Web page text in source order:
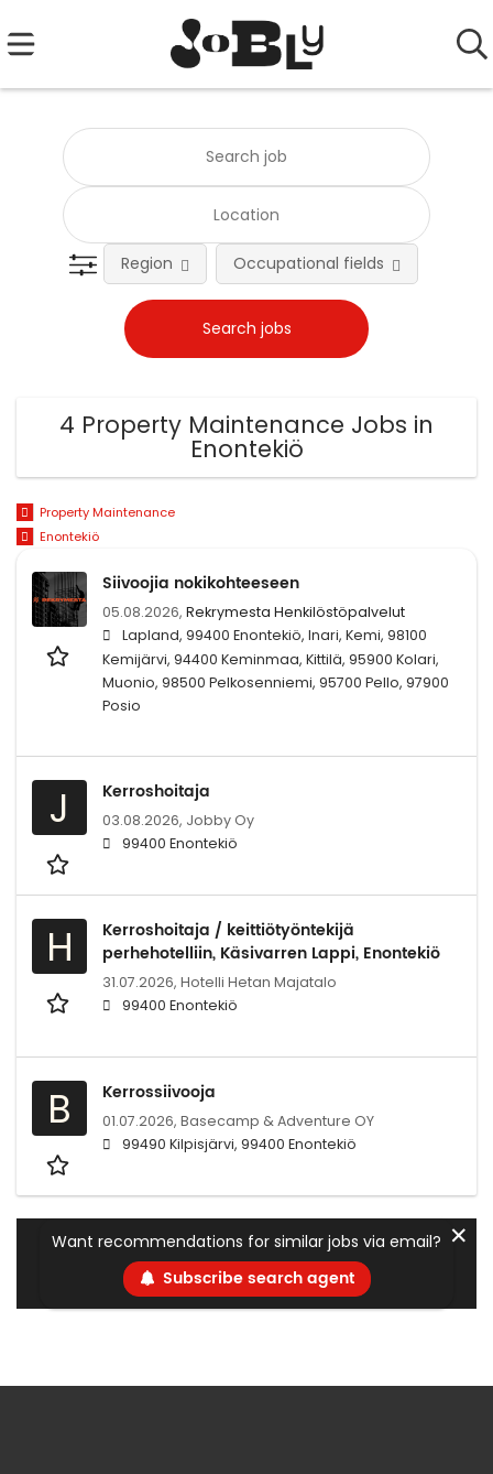
Region Occupational fields
4 Property Maintenance Jobs in
Enontekiö
Property Maintenance
Enontekiö
Siivoojia nokikohteeseen
05.08.2026, Rekrymesta Henkilöstöpalvelut
Lapland, 99400 Enontekiö, Inari, Kemi, 98100
Kemijärvi, 94400 Keminmaa, Kittilä, 95900 Kolari,
Muonio, 98500 Pelkosenniemi, 95700 Pello, 97900
Posio
J Kerroshoitaja
03.08.2026, Jobby Oy
99400 Enontekiö
H
Kerroshoitaja / keittiötyöntekijä
perhehotelliin, Käsivarren Lappi, Enontekiö
31.07.2026, Hotelli Hetan Majatalo
99400 Enontekiö
B Kerrossiivooja
01.07.2026, Basecamp & Adventure OY
99490 Kilpisjärvi, 99400 Enontekiö
Want recommendations for similar jobs via email?
Subscribe search agent
✕